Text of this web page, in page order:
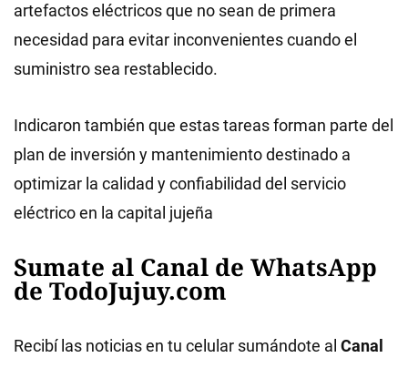
artefactos eléctricos que no sean de primera
necesidad para evitar inconvenientes cuando el
suministro sea restablecido.
Indicaron también que estas tareas forman parte del
plan de inversión y mantenimiento destinado a
optimizar la calidad y confiabilidad del servicio
eléctrico en la capital jujeña
Sumate al Canal de WhatsApp
de TodoJujuy.com
Recibí las noticias en tu celular sumándote al Canal